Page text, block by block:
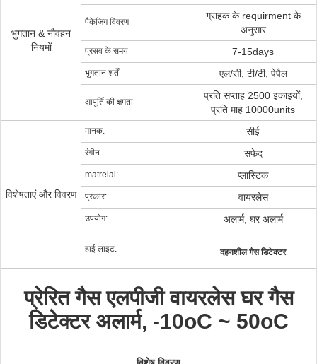
भुगतान & नौवहन
नियमों
पैकेजिंग विवरण
ग्राहक के requirment के
अनुसार
प्रसव के समय 7-15days
भुगतान शर्तें एल/सी, टी/टी, पेपैल
आपूर्ति की क्षमता
प्रति सप्ताह 2500 इकाइयों,
प्रति माह 10000units
विशेषताएं और विवरण
मानक: सीई
रंगीन: सफेद
matreial: प्लास्टिक
प्रकार: वायरलेस
उपयोग: अलार्म, घर अलार्म
हाई लाइट: दहनशील गैस डिटेक्टर
प्रेरित गैस एलपीजी वायरलेस घर गैस
डिटेक्टर अलार्म, -10oC ~ 50oC